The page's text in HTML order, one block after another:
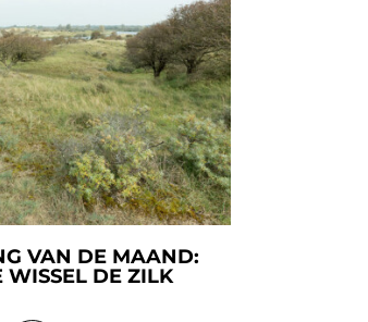
VAN DE MAAND:
WISSEL DE ZILK